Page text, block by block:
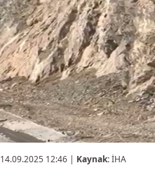
14.09.2025 12:46 | Kaynak:İHA